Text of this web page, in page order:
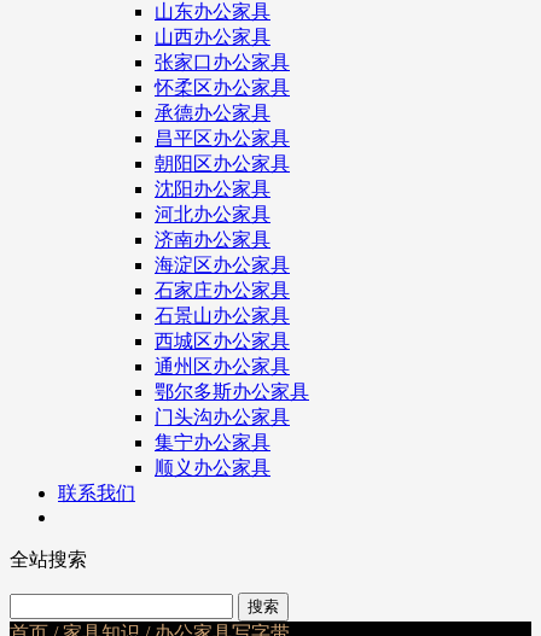
山东办公家具
山西办公家具
张家口办公家具
怀柔区办公家具
承德办公家具
昌平区办公家具
朝阳区办公家具
沈阳办公家具
河北办公家具
济南办公家具
海淀区办公家具
石家庄办公家具
石景山办公家具
西城区办公家具
通州区办公家具
鄂尔多斯办公家具
门头沟办公家具
集宁办公家具
顺义办公家具
联系我们
全站搜索